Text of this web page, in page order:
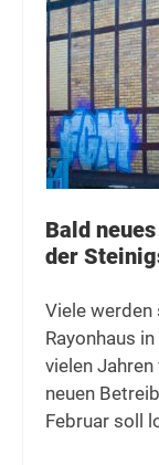
Bald
der
Viele werden
Rayonhaus
vielen
neuen
Februar soll